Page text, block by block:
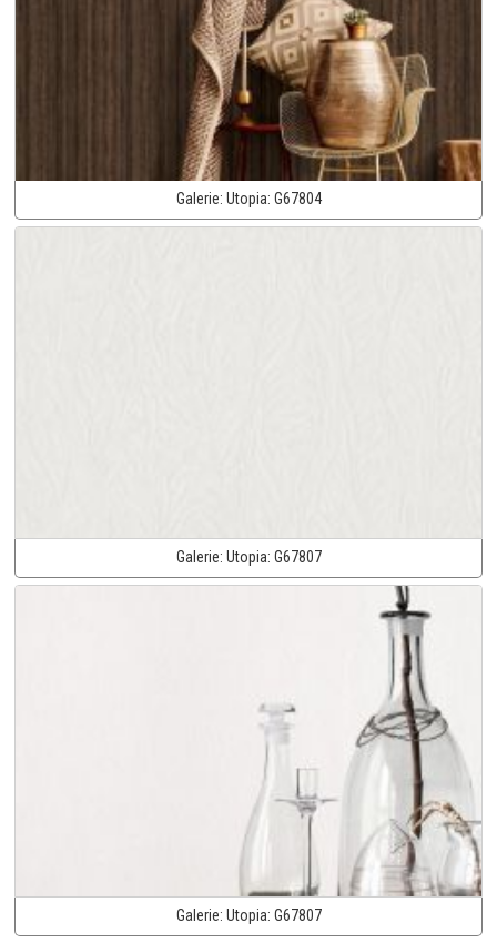
Galerie: Utopia: G67804
Galerie: Utopia: G67807
Galerie: Utopia: G67807